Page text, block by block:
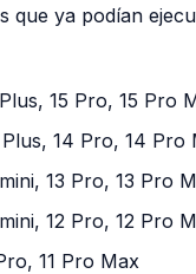
que ya podían
15 Pro, 15 Pro
14 Pro, 14 Pro
13 Pro, 13 Pro
12 Pro, 12 Pro
11 Pro Max